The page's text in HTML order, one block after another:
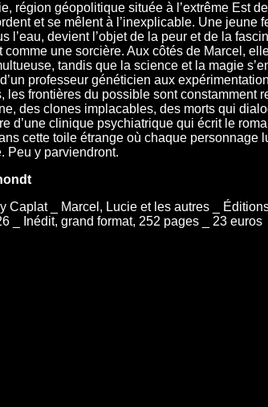
région géopolitique située à l’extrême Est
et se mêlent à l’inexplicable. Une jeune
l’eau, devient l’objet de la peur et de la
comme une sorcière. Aux côtés de Marcel,
tandis que la science et la magie
professeur généticien aux
les frontières du possible sont constamment
des clones implacables, des morts qui
d’une clinique psychiatrique qui écrit le
cette toile étrange où chaque personnage
Peu y parviendront.
Caplat _ Marcel, Lucie et les autres _
_ Inédit, grand format, 252 pages _ 23 euros